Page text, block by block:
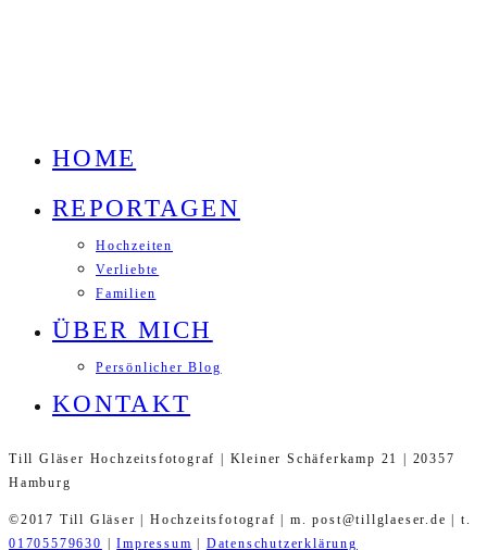
HOME
REPORTAGEN
Hochzeiten
Verliebte
Familien
ÜBER MICH
Persönlicher Blog
KONTAKT
Till Gläser Hochzeitsfotograf | Kleiner Schäferkamp 21 | 20357
Hamburg
©2017 Till Gläser | Hochzeitsfotograf | m. post@tillglaeser.de | t.
01705579630
|Impressum Datenschutzerklärung